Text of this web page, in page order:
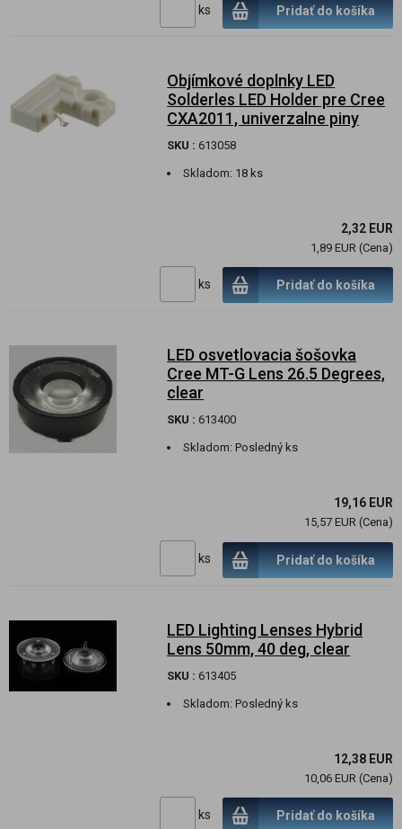
ks Pridať do košíka
Objímkové doplnky LED
Solderles LED Holder pre Cree
CXA2011, univerzalne piny
SKU : 613058
Skladom: 18 ks
2,32 EUR
1,89 EUR (Cena)
ks Pridať do košíka
LED osvetlovacia šošovka
Cree MT-G Lens 26.5 Degrees,
clear
SKU : 613400
Skladom:Posledný ks
19,16 EUR
15,57 EUR (Cena)
ks Pridať do košíka
LED Lighting Lenses Hybrid
Lens 50mm, 40 deg, clear
SKU : 613405
Skladom:Posledný ks
12,38 EUR
10,06 EUR (Cena)
ks Pridať do košíka